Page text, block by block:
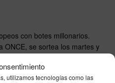
utilizamos tecnologías como las
con botes millonarios.
ONCE, se sortea los martes y